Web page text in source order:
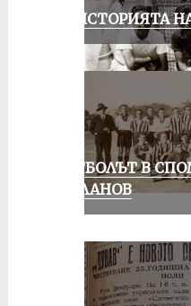
ЗА ИСТОРИЯТА
ФУТБОЛЪТ В
МИЛАНОВ